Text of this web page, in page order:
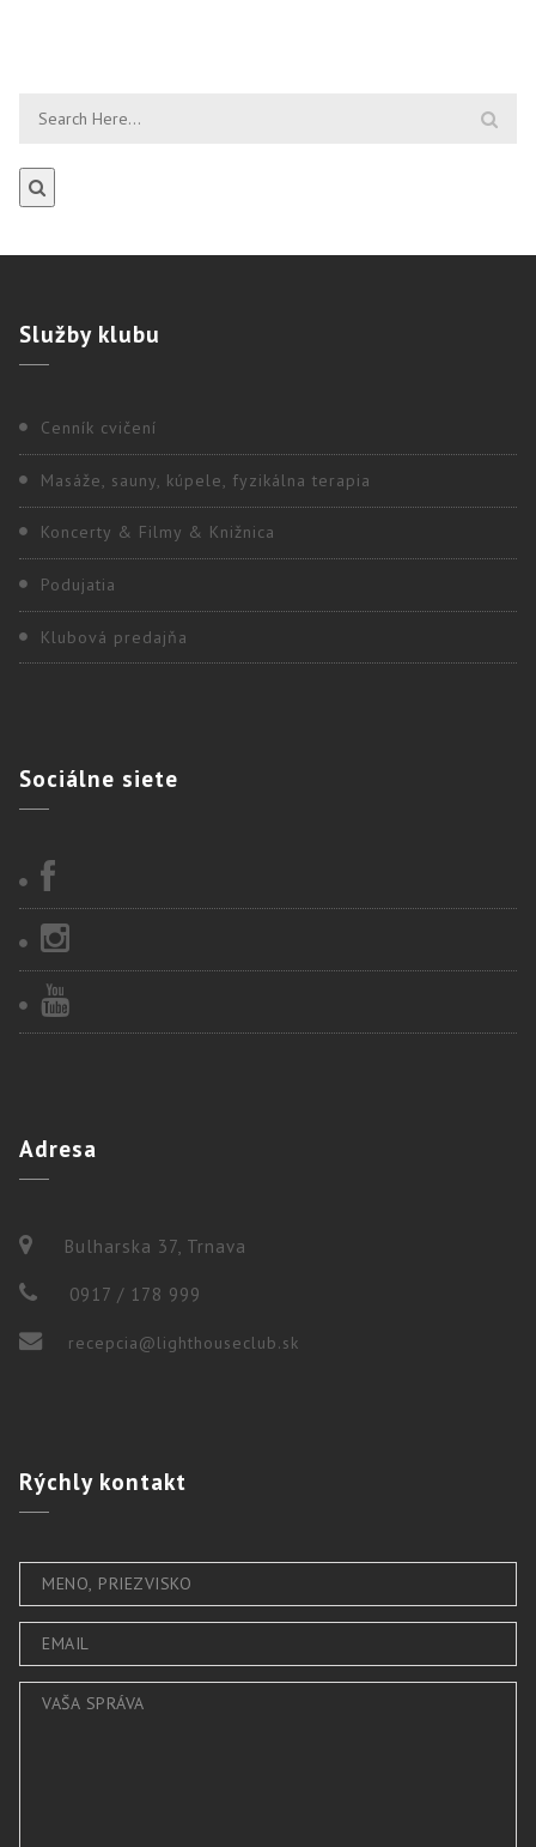
Službyklubu
Cenník cvičení
Masáže, sauny, kúpele, fyzikálna terapia
Koncerty & Filmy & Knižnica
Podujatia
Klubová predajňa
Sociálne siete
Adresa
Bulharska 37, Trnava
0917 / 178 999
recepcia@lighthouseclub.sk
Rýchlykontakt